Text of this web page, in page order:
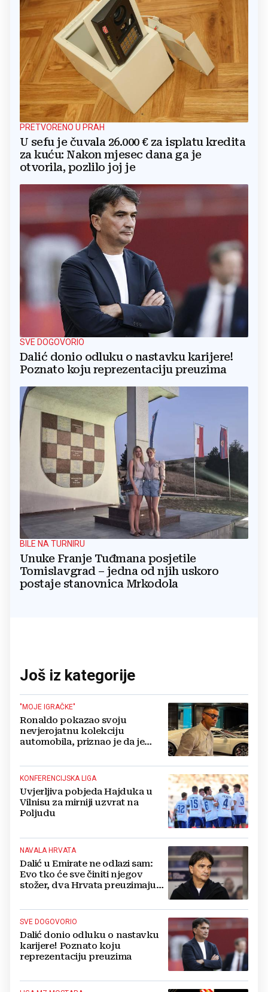
PRETVORENO U PRAH
U sefu je čuvala 26.000 € za isplatu kredita
za kuću: Nakon mjesec dana ga je
otvorila, pozlilo joj je
SVE DOGOVORIO
Dalić donio odluku o nastavku karijere!
Poznato koju reprezentaciju preuzima
BILE NA TURNIRU
Unuke Franje Tuđmana posjetile
Tomislavgrad – jedna od njih uskoro
postaje stanovnica Mrkodola
Još iz kategorije
"MOJE IGRAČKE"
Ronaldo pokazao svoju
nevjerojatnu kolekciju
automobila, priznao je da je
KONFERENCIJSKA LIGA
Uvjerljiva pobjeda Hajduka u
Vilnisu za mirniji uzvrat na
Poljudu
NAVALA HRVATA
Dalić u Emirate ne odlazi sam:
Evo tko će sve činiti njegov
stožer, dva Hrvata preuzimaju
SVE DOGOVORIO
Dalić donio odluku o nastavku
karijere! Poznato koju
reprezentaciju preuzima